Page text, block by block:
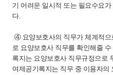
기 어려운 일시적 또는 필요수요
다.
④ 요양보호사의 직무가 체계적으
로 요양보호사 직무를 확인해줄
록지는 요양보호사 직무규정으로
여제공기록지는 직무 중 이용자의